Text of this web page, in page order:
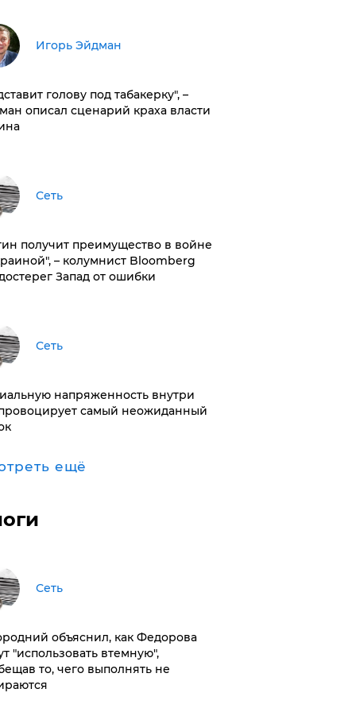
Игорь Эйдман
голову под табакерку", –
описал сценарий краха власти
Сеть
получит преимущество в войне
– колумнист Bloomberg
Запад от ошибки
Сеть
напряженность внутри
самый неожиданный
ещё
Сеть
объяснил, как Федорова
"использовать втемную",
то, чего выполнять не